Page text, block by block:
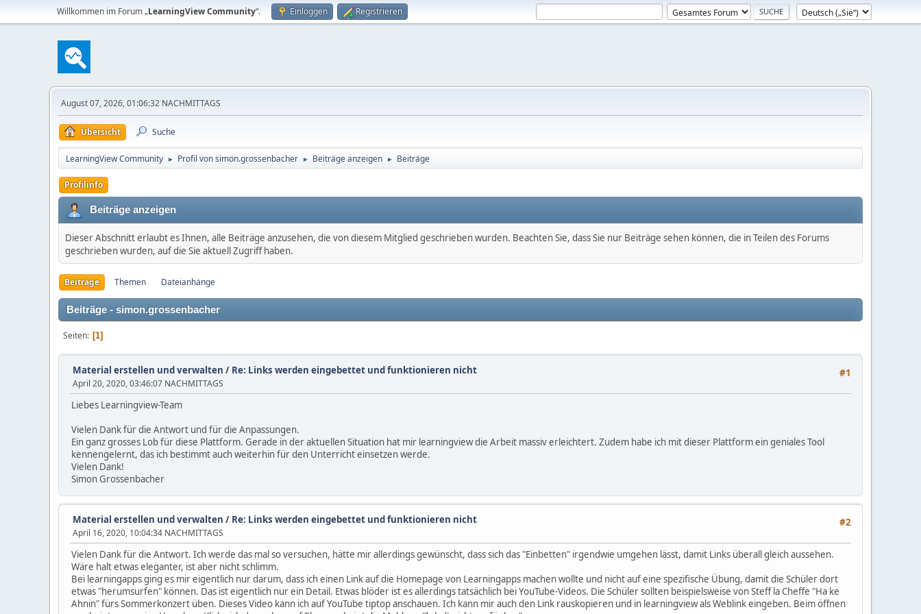
Willkommen im Forum „LearningView Community“. Einloggen Registrieren
August 07, 2026, 01:06:32 NACHMITTAGS
Übersicht Suche
LearningView Community ► Profil von simon.grossenbacher ► Beiträge anzeigen ► Beiträge
Profilinfo
Beiträge anzeigen
Dieser Abschnitt erlaubt es Ihnen, alle Beiträge anzusehen, die von diesem Mitglied geschrieben wurden. Beachten Sie, dass Sie nur Beiträge sehen können, die in Teilen des Forums
geschrieben wurden, auf die Sie aktuell Zugriff haben.
Beiträge Themen Dateianhänge
Beiträge - simon.grossenbacher
Seiten 1
#1
Material erstellen und verwalten / Re: Links werden eingebettet und funktionieren nicht
April 20, 2020, 03:46:07 NACHMITTAGS
Liebes Learningview-Team
Vielen Dank für die Antwort und für die Anpassungen.
Ein ganz grosses Lob für diese Plattform. Gerade in der aktuellen Situation hat mir learningview die Arbeit massiv erleichtert. Zudem habe ich mit dieser Plattform ein geniales Tool
kennengelernt, das ich bestimmt auch weiterhin für den Unterricht einsetzen werde.
Vielen Dank!
Simon Grossenbacher
#2
Material erstellen und verwalten / Re: Links werden eingebettet und funktionieren nicht
April 16, 2020, 10:04:34 NACHMITTAGS
Vielen Dank für die Antwort. Ich werde das mal so versuchen, hätte mir allerdings gewünscht, dass sich das "Einbetten" irgendwie umgehen lässt, damit Links überall gleich aussehen.
Wäre halt etwas eleganter, ist aber nicht schlimm.
Bei learningapps ging es mir eigentlich nur darum, dass ich einen Link auf die Homepage von Learningapps machen wollte und nicht auf eine spezifische Übung, damit die Schüler dort
etwas "herumsurfen" können. Das ist eigentlich nur ein Detail. Etwas blöder ist es allerdings tatsächlich bei YouTube-Videos. Die Schüler sollten beispielsweise von Steff la Cheffe "Ha ke
Ahnin" fürs Sommerkonzert üben. Dieses Video kann ich auf YouTube tiptop anschauen. Ich kann mir auch den Link rauskopieren und in learningview als Weblink eingeben. Beim öffnen